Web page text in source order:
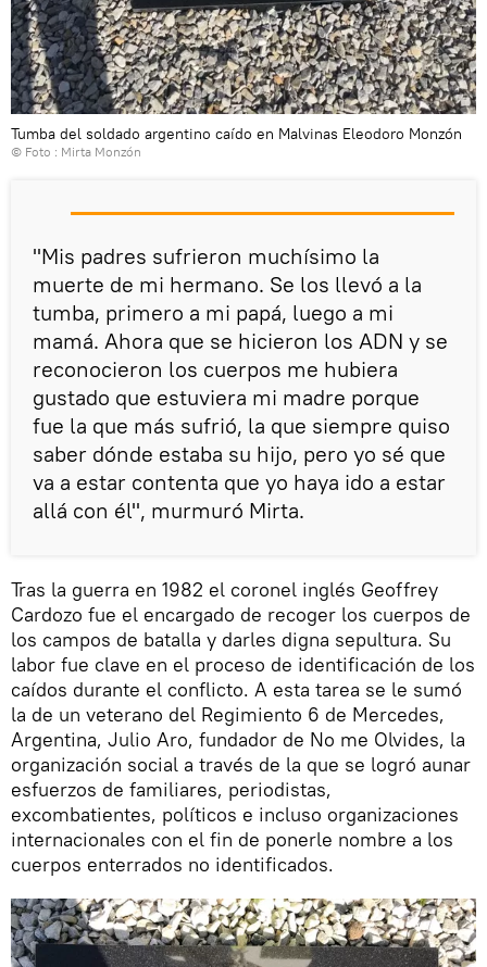
Tumba del soldado argentino caído en Malvinas Eleodoro Monzón
© Foto : Mirta Monzón
"Mis padres sufrieron muchísimo la
muerte de mi hermano. Se los llevó a la
tumba, primero a mi papá, luego a mi
mamá. Ahora que se hicieron los ADN y se
reconocieron los cuerpos me hubiera
gustado que estuviera mi madre porque
fue la que más sufrió, la que siempre quiso
saber dónde estaba su hijo, pero yo sé que
va a estar contenta que yo haya ido a estar
allá con él", murmuró Mirta.
Tras la guerra en 1982 el coronel inglés Geoffrey
Cardozo fue el encargado de recoger los cuerpos de
los campos de batalla y darles digna sepultura. Su
labor fue clave en el proceso de identificación de los
caídos durante el conflicto. A esta tarea se le sumó
la de un veterano del Regimiento 6 de Mercedes,
Argentina, Julio Aro, fundador de No me Olvides, la
organización social a través de la que se logró aunar
esfuerzos de familiares, periodistas,
excombatientes, políticos e incluso organizaciones
internacionales con el fin de ponerle nombre a los
cuerpos enterrados no identificados.